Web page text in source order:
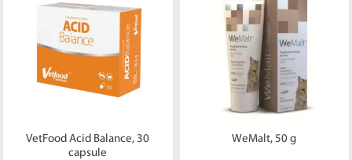
VetFood Acid Balance, 30
capsule
WeMalt, 50 g